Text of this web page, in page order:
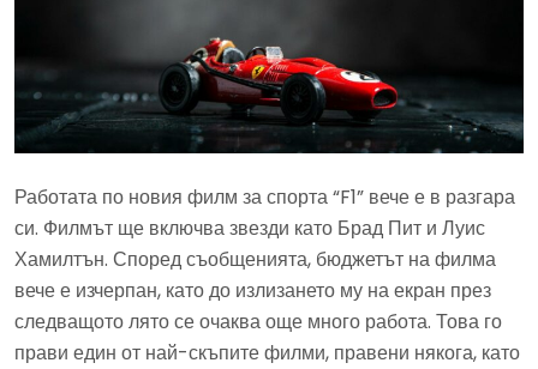
Работата по новия филм за спорта “F1” вече е в разгара
си. Филмът ще включва звезди като Брад Пит и Луис
Хамилтън. Според съобщенията, бюджетът на филма
вече е изчерпан, като до излизането му на екран през
следващото лято се очаква още много работа. Това го
прави един от най-скъпите филми, правени някога, като